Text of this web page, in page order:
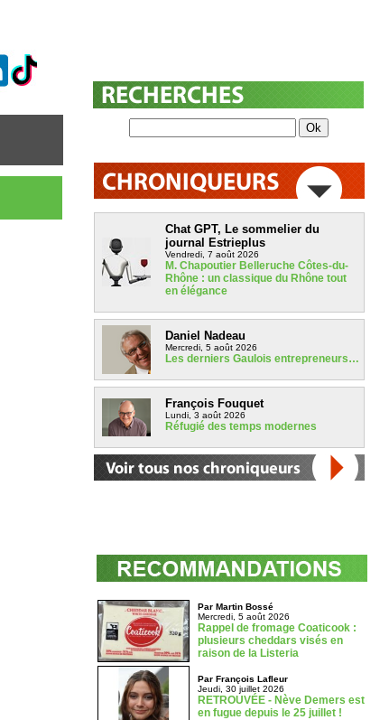
Chat GPT, Le sommelier du
journal Estrieplus
Vendredi, 7 août 2026
M. Chapoutier Belleruche Côtes-du-
Rhône : un classique du Rhône tout
en élégance
Daniel Nadeau
Mercredi, 5 août 2026
Les derniers Gaulois entrepreneurs…
François Fouquet
Lundi, 3 août 2026
Réfugié des temps modernes
Par Martin Bossé
Mercredi, 5 août 2026
Rappel de fromage Coaticook :
plusieurs cheddars visés en
raison de la Listeria
Par François Lafleur
Jeudi, 30 juillet 2026
RETROUVÉE - Nève Demers est
en fugue depuis le 25 juillet !